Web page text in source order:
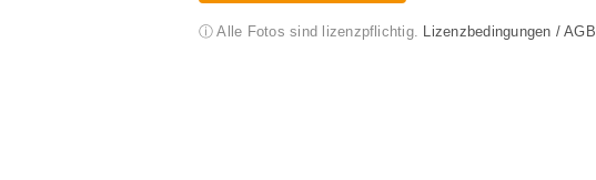
ⓘ Alle Fotos sind lizenzpflichtig. Lizenzbedingungen / AGB